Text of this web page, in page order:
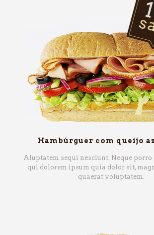
Hambúrguer com queijo
Aluptatem sequi nesciunt. Neque porro
qui dolorem ipsum quia dolor sit,
quaerat voluptatem.